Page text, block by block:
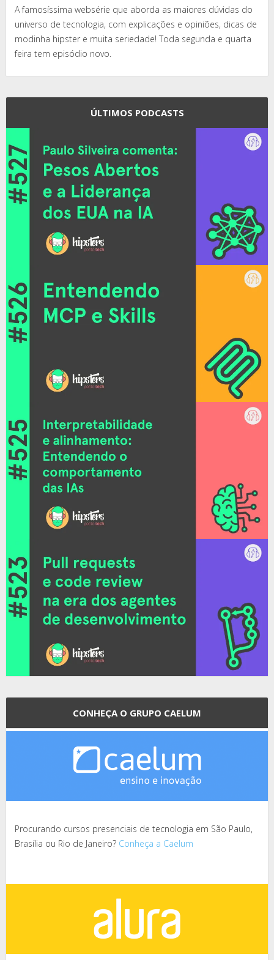
A famosíssima websérie que aborda as maiores dúvidas do
universo de tecnologia, com explicações e opiniões, dicas de
modinha hipster e muita seriedade! Toda segunda e quarta
feira tem episódio novo.
ÚLTIMOS PODCASTS
CONHEÇA O GRUPO CAELUM
Procurando cursos presenciais de tecnologia em São Paulo,
Brasília ou Rio de Janeiro? Conheça a Caelum